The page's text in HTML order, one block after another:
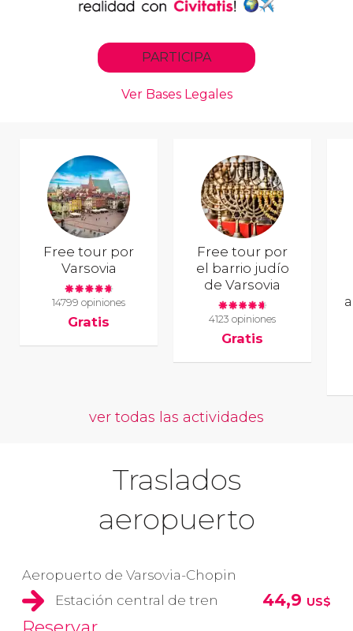
Free tour por
Varsovia
14799 opiniones
Gratis
Free tour por
el barrio judío
de Varsovia
4123 opiniones
Gratis
ver todas las actividades
Traslados
aeropuerto
Aeropuerto de Varsovia-Chopin
Estación central de tren
44,9 US$